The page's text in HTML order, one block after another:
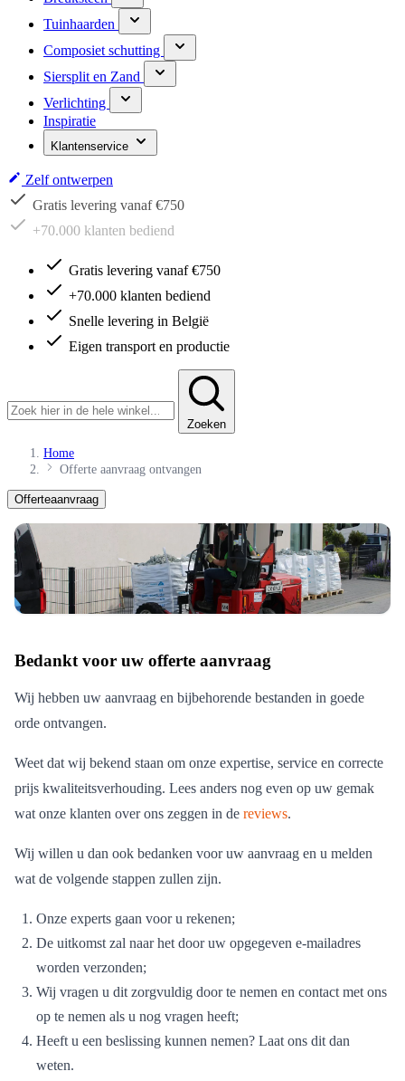
Tuinhaarden
Composiet schutting
Siersplit en Zand
Verlichting
Inspiratie
Klantenservice
Zelf ontwerpen
+70.000 klanten bediend
+70.000 klanten bediend
Snelle levering in België
Eigen transport en productie
Zoeken
Offerteaanvraag
Wij hebben uw aanvraag en bijbehorende bestanden in goede
orde ontvangen.
prijs kwaliteitsverhouding. Lees anders nog even op uw gemak
wat onze klanten over ons zeggen in dereviews.
wat de volgende stappen zullen zijn.
De uitkomst zal naar het door uw opgegeven e-mailadres
worden verzonden;
Wij vragen u dit zorgvuldig door te nemen en contact met ons
op te nemen als u nog vragen heeft;
Heeft u een beslissing kunnen nemen? Laat ons dit dan
weten.